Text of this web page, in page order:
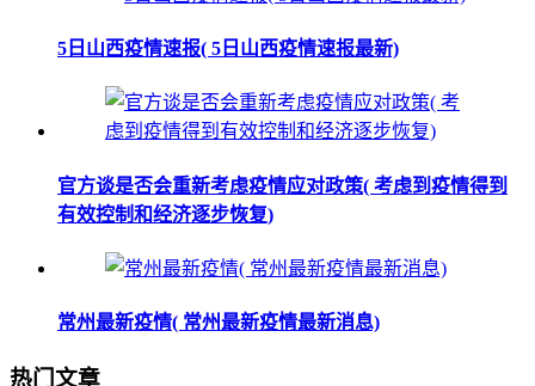
5日山西疫情速报( 5日山西疫情速报最新)
官方谈是否会重新考虑疫情应对政策( 考虑到疫情得到
有效控制和经济逐步恢复)
常州最新疫情( 常州最新疫情最新消息)
热门文章